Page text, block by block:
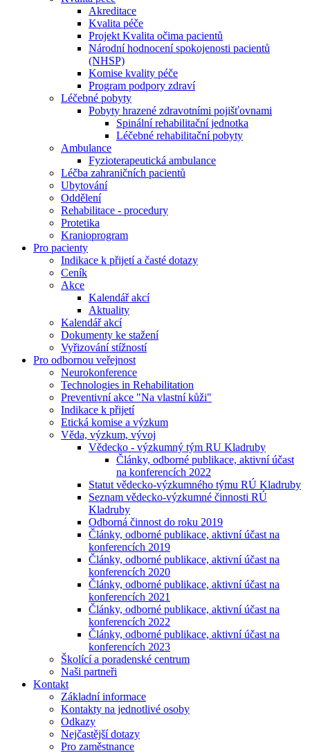
Akreditace
Kvalita péče
Projekt Kvalita očima pacientů
Národní hodnocení spokojenosti pacientů
(NHSP)
Komise kvality péče
Program podpory zdraví
Léčebné pobyty
Pobyty hrazené zdravotními pojišťovnami
Spinální rehabilitační jednotka
Léčebné rehabilitační pobyty
Ambulance
Fyzioterapeutická ambulance
Léčba zahraničních pacientů
Ubytování
Oddělení
Rehabilitace - procedury
Protetika
Kranioprogram
Pro pacienty
Indikace k přijetí a časté dotazy
Ceník
Akce
Kalendář akcí
Aktuality
Kalendář akcí
Dokumenty ke stažení
Vyřizování stížností
Pro odbornou veřejnost
Neurokonference
Technologies in Rehabilitation
Preventivní akce "Na vlastní kůži"
Indikace k přijetí
Etická komise a výzkum
Věda, výzkum, vývoj
Vědecko - výzkumný tým RU Kladruby
Články, odborné publikace, aktivní účast
na konferencích 2022
Statut vědecko-výzkumného týmu RÚ Kladruby
Seznam vědecko-výzkumné činnosti RÚ
Kladruby
Odborná činnost do roku 2019
Články, odborné publikace, aktivní účast na
konferencích 2019
Články, odborné publikace, aktivní účast na
konferencích 2020
Články, odborné publikace, aktivní účast na
konferencích 2021
Články, odborné publikace, aktivní účast na
konferencích 2022
Články, odborné publikace, aktivní účast na
konferencích 2023
Školící a poradenské centrum
Naši partneři
Kontakt
Základní informace
Kontakty na jednotlivé osoby
Odkazy
Nejčastější dotazy
Pro zaměstnance